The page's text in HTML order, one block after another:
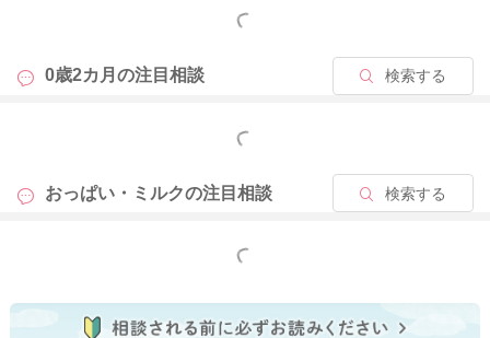
成長がしっかりあるかをみながら、おっぱいとミルクのバラン
のためには、身体を冷やさない、栄養をバランスよくしっかり
摂る、常温または温かい水分を十分に摂る、肩回しや首回しな
持や分泌量アップに効果があると言われています。こちらも併
もっと見る
0歳2カ月の注目相談 検索する
もっと見る
おっぱい・ミルクの注目相談 検索する
もっと見る